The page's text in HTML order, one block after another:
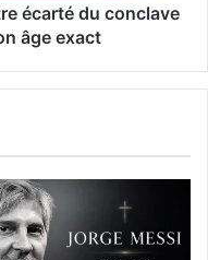
écarté du conclave
âge exact